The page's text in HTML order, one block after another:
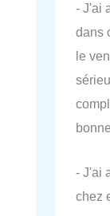
- J'ai
dans
le
- J'ai
chez